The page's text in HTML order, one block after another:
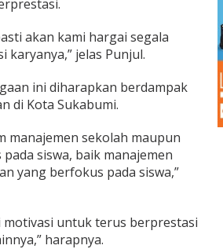
akan kami hargai segala
karyanya,” jelas Punjul.
ini diharapkan berdampak
di Kota Sukabumi.
manajemen sekolah maupun
siswa, baik manajemen
yang berfokus pada siswa,”
motivasi untuk terus berprestasi
harapnya.